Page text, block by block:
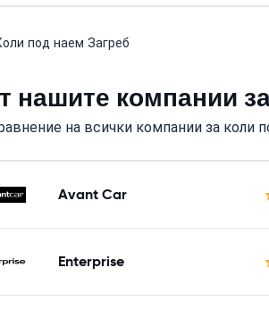
под наем Загреб
нашите компании
на всички компании за коли
Avant Car
Enterprise